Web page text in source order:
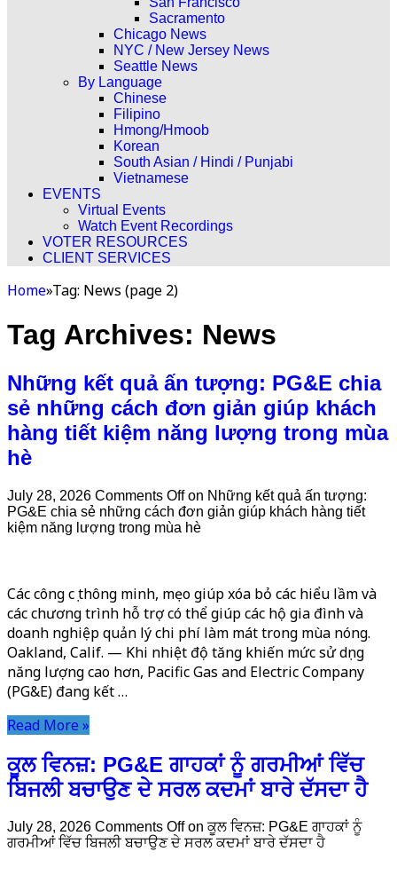
Sacramento
Chicago News
NYC / New Jersey News
Seattle News
By Language
Chinese
Filipino
Hmong/Hmoob
Korean
South Asian / Hindi / Punjabi
Vietnamese
EVENTS
Virtual Events
Watch Event Recordings
VOTER RESOURCES
CLIENT SERVICES
Home»Tag: News (page 2)
Tag Archives: News
Những kết quả ấn tượng: PG&E chia
sẻ những cách đơn giản giúp khách
hàng tiết kiệm năng lượng trong mùa
hè
July 28, 2026 Comments Offon Những kết quả ấn tượng:
PG&E chia sẻ những cách đơn giản giúp khách hàng tiết
kiệm năng lượng trong mùa hè
Các công cụ thông minh, mẹo giúp xóa bỏ các hiểu lầm và
các chương trình hỗ trợ có thể giúp các hộ gia đình và
doanh nghiệp quản lý chi phí làm mát trong mùa nóng.
Oakland, Calif. — Khi nhiệt độ tăng khiến mức sử dụng
năng lượng cao hơn, Pacific Gas and Electric Company
(PG&E) đang kết …
Read More »
ਕੂਲ ਵਿਨਜ਼: PG&E ਗਾਹਕਾਂ ਨੂੰ ਗਰਮੀਆਂ ਵਿੱਚ
ਬਿਜਲੀ ਬਚਾਉਣ ਦੇ ਸਰਲ ਕਦਮਾਂ ਬਾਰੇ ਦੱਸਦਾ ਹੈ
July 28, 2026 Comments Offon ਕੂਲ ਵਿਨਜ਼: PG&E ਗਾਹਕਾਂ ਨੂੰ
ਗਰਮੀਆਂ ਵਿੱਚ ਬਿਜਲੀ ਬਚਾਉਣ ਦੇ ਸਰਲ ਕਦਮਾਂ ਬਾਰੇ ਦੱਸਦਾ ਹੈ